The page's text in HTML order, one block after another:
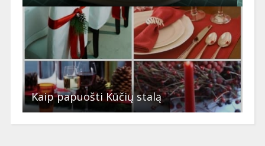
Kaip papuošti Kūčių stalą